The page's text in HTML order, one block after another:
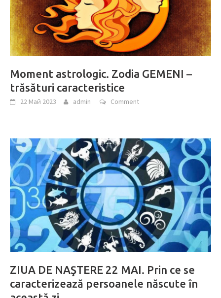
Moment astrologic. Zodia GEMENI –
trăsături caracteristice
22 Май 2023 admin Comment
ZIUA DE NAŞTERE 22 MAI. Prin ce se
caracterizează persoanele născute în